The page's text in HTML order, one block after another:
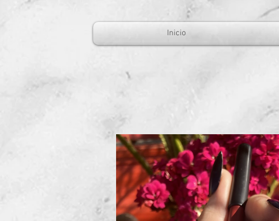
Inicio